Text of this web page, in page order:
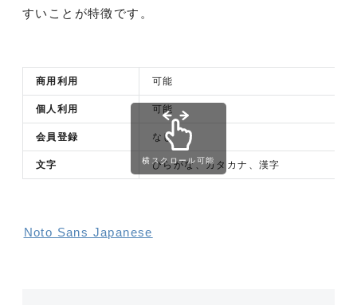
すいことが特徴です。
商用利用 可能
個人利用 可能
会員登録 なし
文字 ひらがな、カタカナ、漢字
横スクロール可能
Noto Sans Japanese